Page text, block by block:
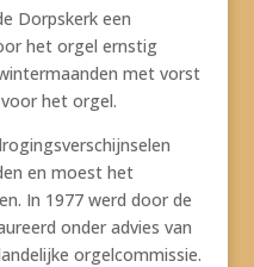
Dorpskerk een
het orgel ernstig
met vorst
het orgel.
en moest het
In 1977 werd door de
onder advies van
orgelcommissie.